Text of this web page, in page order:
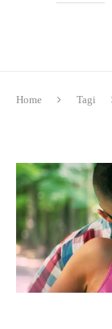
Home Tagi